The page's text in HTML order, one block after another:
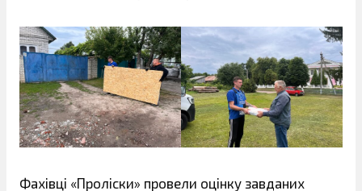
Фахівці «Проліски» провели оцінку завданих